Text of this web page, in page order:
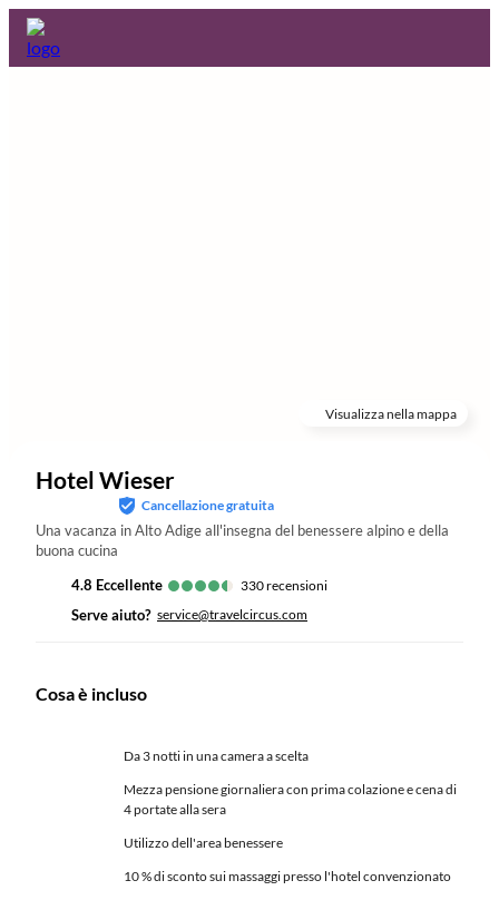
Visualizza nella mappa
Hotel Wieser
Cancellazione gratuita
Una vacanza in Alto Adige all'insegna del benessere alpino e della
buona cucina
4.8
eccellente 330recensioni
Serve aiuto? service@travelcircus.com
Cosa è incluso
Da 3 notti in una camera a scelta
Mezza pensione giornaliera con prima colazione e cena di
4 portate alla sera
Utilizzo dell'area benessere
10 % di sconto sui massaggi presso l'hotel convenzionato